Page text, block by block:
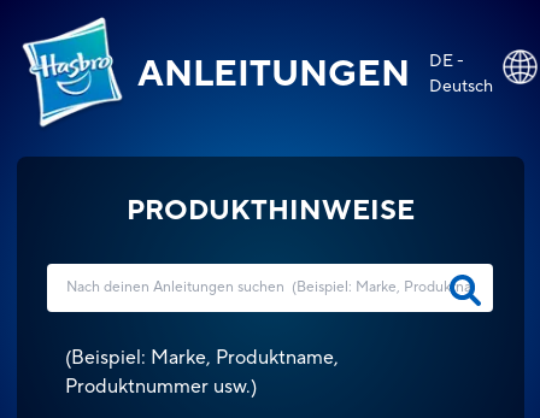
ANLEITUNGEN
DE -
Deutsch
PRODUKTHINWEISE
(Beispiel: Marke, Produktname,
Produktnummer usw.)